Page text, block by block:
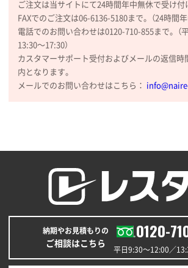
山口県P社様
【トートバッグ・エコバッグ】特別ご
希望の商品の取り扱いがあったので
福島県W社様
A4バインダー(2ツ折)
300枚
2025年12月24日 14:43
以前の注文も含め価格と品質
青森県K社様
ご注文は当サイトにて24時間年中無休で受け付
FAXでのご注文は06-6136-5180まで。（24時間年
電話でのお問い合わせは0120-710-855まで。（
13:30〜17:30）
カスタマーサポート受付およびメールの返信時
内となります。
メールでのお問い合わせはこちら：
納期やお見積もりの
ご相談はこちら
0120-
平日9:30〜12:00／